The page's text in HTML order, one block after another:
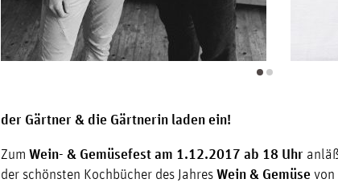
der Gärtner & die Gärtnerin laden ein!
Zum Wein- & Gemüsefest am 1.12.2017 ab 18 Uhr
der schönsten Kochbücher des JahresWein & Gemüsevon